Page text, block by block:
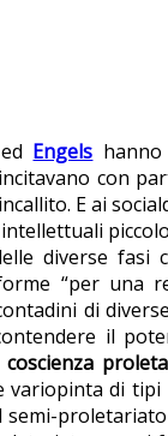
Engels
con
E ai
intellettuali
diverse fasi
“per una
di
il
coscienza
variopinta di